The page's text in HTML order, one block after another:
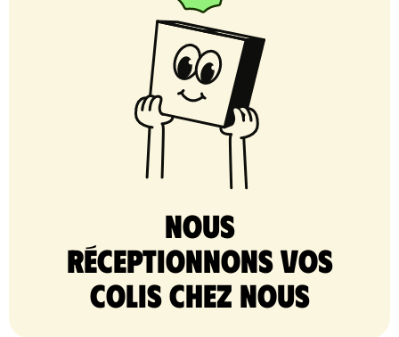
nous
réceptionnons vos
colis chez nous